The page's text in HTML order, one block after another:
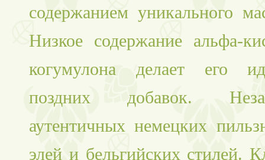
содержанием уникального
Низкое содержание альфа-
когумулона делает его
поздних добавок.
аутентичных немецких
элей и бельгийских стилей.